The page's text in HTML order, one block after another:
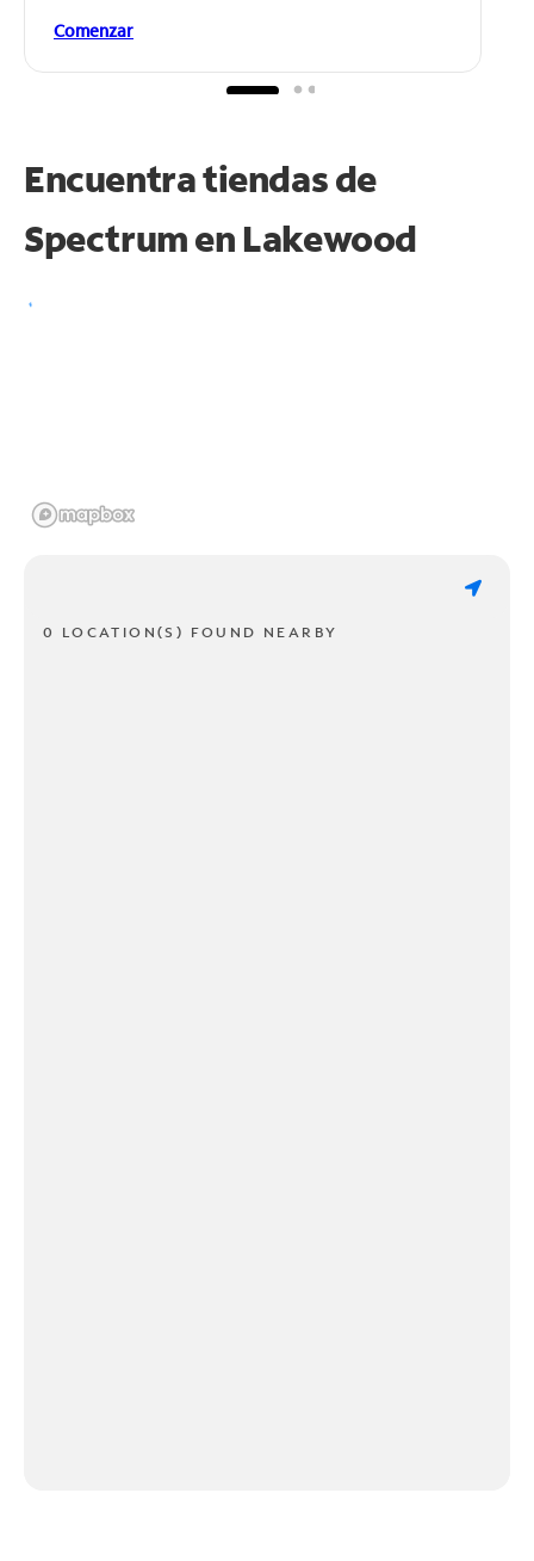
Comenzar
Encuentra tiendas de
Spectrum en Lakewood
0 LOCATION(S) FOUND NEARBY